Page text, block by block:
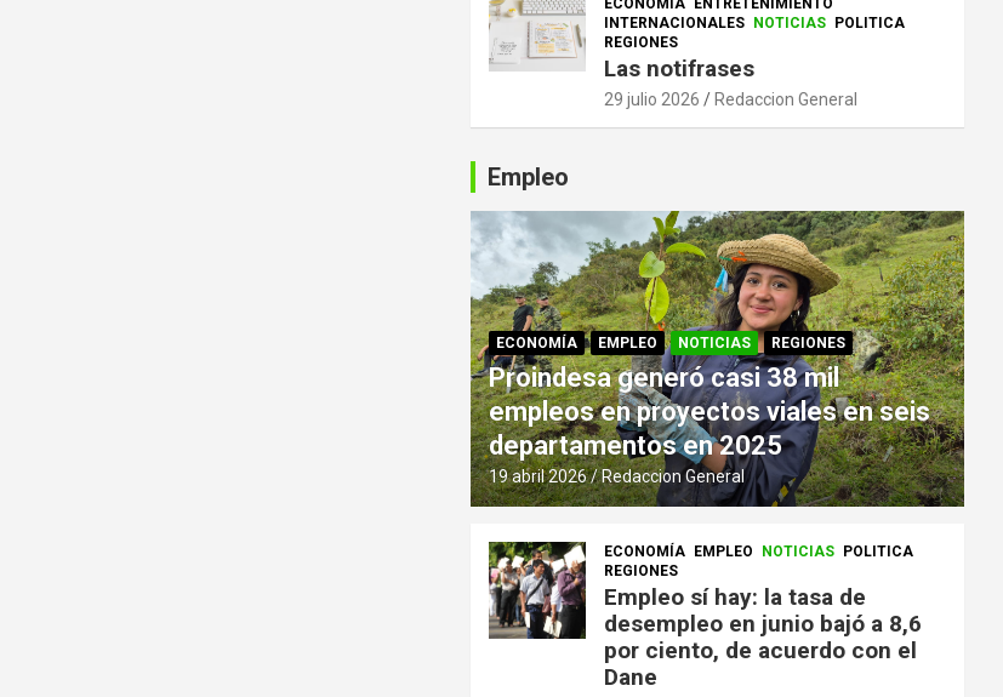
ECONOMÍA
ENTRETENIMIENTO
INTERNACIONALES
NOTICIAS
POLITICA
REGIONES
Las notifrases
29 julio 2026 Redaccion General
Empleo
ECONOMÍA EMPLEO NOTICIAS REGIONES
Proindesa generó casi 38 mil
empleos en proyectos viales en seis
departamentos en 2025
19 abril 2026 Redaccion General
ECONOMÍA EMPLEO NOTICIAS
POLITICA
REGIONES
Empleo sí hay: la tasa de
desempleo en junio bajó a 8,6
por ciento, de acuerdo con el
Dane